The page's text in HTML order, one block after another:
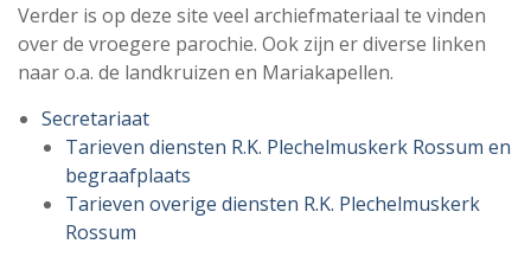
Verder is op deze site veel archiefmateriaal te vinden
over de vroegere parochie. Ook zijn er diverse linken
naar o.a. de landkruizen en Mariakapellen.
Secretariaat
Tarieven diensten R.K. Plechelmuskerk Rossum en
begraafplaats
Tarieven overige diensten R.K. Plechelmuskerk
Rossum